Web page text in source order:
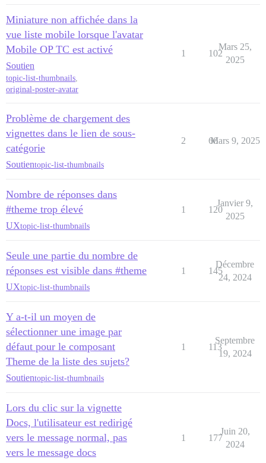
Miniature non affichée dans la
vue liste mobile lorsque l'avatar
Mobile OP TC est activé
Soutien
topic-list-thumbnails,
original-poster-avatar
1 102
Mars 25,
2025
Problème de chargement des
vignettes dans le lien de sous-
catégorie
Soutientopic-list-thumbnails
2 66
Mars 9, 2025
Nombre de réponses dans
#theme trop élevé
UXtopic-list-thumbnails
1 120
Janvier 9,
2025
Seule une partie du nombre de
réponses est visible dans #theme
UXtopic-list-thumbnails
1 145
Décembre
24, 2024
Y a-t-il un moyen de
sélectionner une image par
défaut pour le composant
Theme de la liste des sujets?
Soutientopic-list-thumbnails
1 113
Septembre
19, 2024
Lors du clic sur la vignette
Docs, l'utilisateur est redirigé
vers le message normal, pas
vers le message docs
1 177
Juin 20,
2024